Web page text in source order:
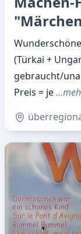
(Türkai +
gebraucht/
Preis = je